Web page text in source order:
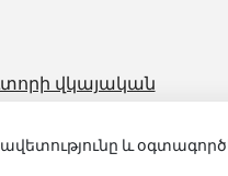
վկայական
2026
և